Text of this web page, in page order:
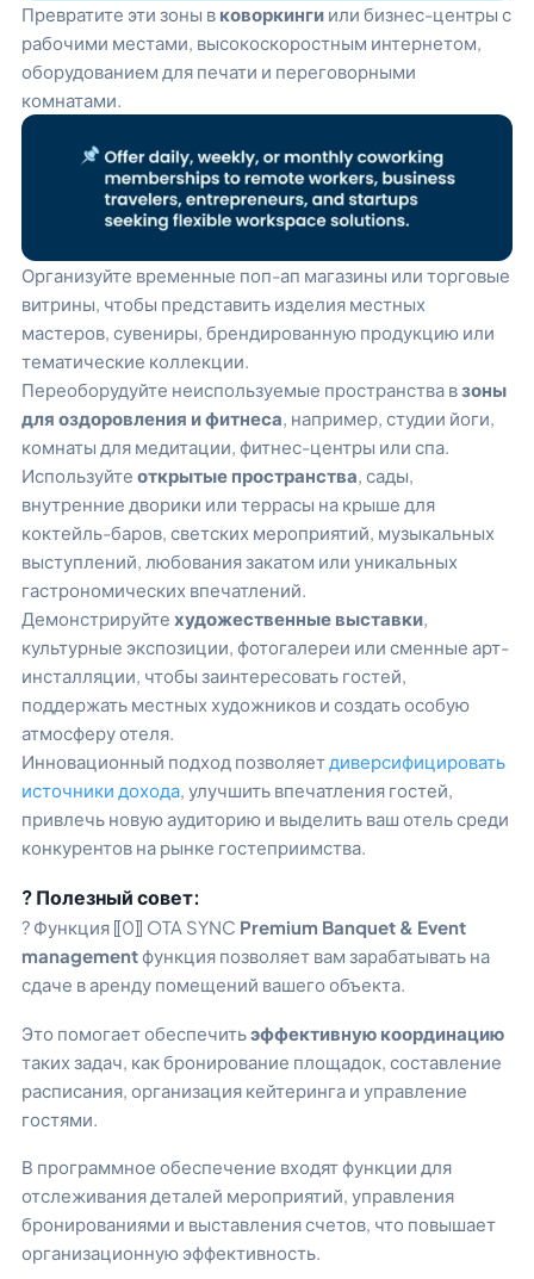
Превратите эти зоны в коворкинги или бизнес-центры с
рабочими местами, высокоскоростным интернетом,
оборудованием для печати и переговорными
комнатами.
Организуйте временные поп-ап магазины или торговые
витрины, чтобы представить изделия местных
мастеров, сувениры, брендированную продукцию или
тематические коллекции.
Переоборудуйте неиспользуемые пространства взоны
для оздоровления и фитнеса, например, студии йоги,
комнаты для медитации, фитнес-центры или спа.
Используйте открытые пространства, сады,
внутренние дворики или террасы на крыше для
коктейль-баров, светских мероприятий, музыкальных
выступлений, любования закатом или уникальных
гастрономических впечатлений.
Демонстрируйте художественные выставки,
культурные экспозиции, фотогалереи или сменные арт-
инсталляции, чтобы заинтересовать гостей,
поддержать местных художников и создать особую
атмосферу отеля.
Инновационный подход позволяетдиверсифицировать
источники дохода, улучшить впечатления гостей,
привлечь новую аудиторию и выделить ваш отель среди
конкурентов на рынке гостеприимства.
? Полезный совет:
? Функция ⟦0⟧ OTA SYNC Premium Banquet & Event
managementфункция позволяет вам зарабатывать на
сдаче в аренду помещений вашего объекта.
Это помогает обеспечитьэффективную координацию
таких задач, как бронирование площадок, составление
расписания, организация кейтеринга и управление
гостями.
В программное обеспечение входят функции для
отслеживания деталей мероприятий, управления
бронированиями и выставления счетов, что повышает
организационную эффективность.